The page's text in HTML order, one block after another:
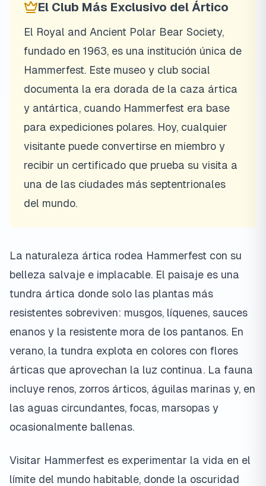
El Club Más Exclusivo del Ártico
El Royal and Ancient Polar Bear Society,
fundado en 1963, es una institución única de
Hammerfest. Este museo y club social
documenta la era dorada de la caza ártica
y antártica, cuando Hammerfest era base
para expediciones polares. Hoy, cualquier
visitante puede convertirse en miembro y
recibir un certificado que prueba su visita a
una de las ciudades más septentrionales
del mundo.
La naturaleza ártica rodea Hammerfest con su
belleza salvaje e implacable. El paisaje es una
tundra ártica donde solo las plantas más
resistentes sobreviven: musgos, líquenes, sauces
enanos y la resistente mora de los pantanos. En
verano, la tundra explota en colores con flores
árticas que aprovechan la luz continua. La fauna
incluye renos, zorros árticos, águilas marinas y, en
las aguas circundantes, focas, marsopas y
ocasionalmente ballenas.
Visitar Hammerfest es experimentar la vida en el
límite del mundo habitable, donde la oscuridad